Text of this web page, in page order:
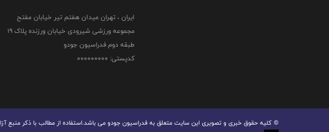
ایران ، تهران میدان هفتم تیر خیابان مفتح
مجموعه ورزشی شیرودی خیابان ورزنده پلاک ۱۹
طبقه دوم فدراسیون جودو
کدپستی: 000000000
© کليه حقوق خبری و تصويری اين سايت متعلق به فدراسیون جودو می باشد.استفاده از مطالب با ذكر منبع